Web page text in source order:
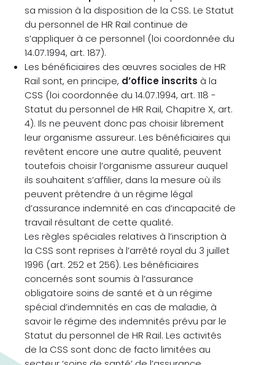
sa mission à la disposition de la CSS. Le Statut
du personnel de HR Rail continue de
s’appliquer à ce personnel (loi coordonnée du
14.07.1994, art. 187).
Les bénéficiaires des œuvres sociales de HR
Rail sont, en principe, d’office inscrits à la
CSS (loi coordonnée du 14.07.1994, art. 118 -
Statut du personnel de HR Rail, Chapitre X, art.
4). Ils ne peuvent donc pas choisir librement
leur organisme assureur. Les bénéficiaires qui
revêtent encore une autre qualité, peuvent
toutefois choisir l’organisme assureur auquel
ils souhaitent s’affilier, dans la mesure où ils
peuvent prétendre à un régime légal
d’assurance indemnité en cas d’incapacité de
travail résultant de cette qualité.
Les règles spéciales relatives à l’inscription à
la CSS sont reprises à l’arrêté royal du 3 juillet
1996 (art. 252 et 256). Les bénéficiaires
concernés sont soumis à l’assurance
obligatoire soins de santé et à un régime
spécial d’indemnités en cas de maladie, à
savoir le régime des indemnités prévu par le
Statut du personnel de HR Rail. Les activités
de la CSS sont donc de facto limitées au